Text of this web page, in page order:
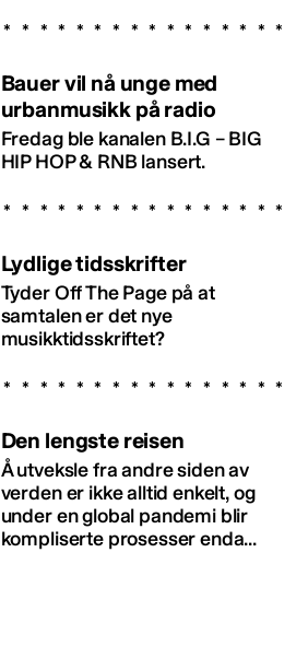
Bauer vil nå unge med
urbanmusikk på radio
Fredag ble kanalen B.I.G – BIG
HIP HOP & RNB lansert.
Lydlige tidsskrifter
Tyder Off The Page på at
samtalen er det nye
musikktidsskriftet?
Den lengste reisen
Å utveksle fra andre siden av
verden er ikke alltid enkelt, og
under en global pandemi blir
kompliserte prosesser enda...